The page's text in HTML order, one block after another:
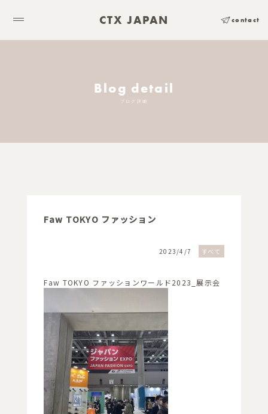
CTX JAPAN contact
Blog detail
ブログ詳細
Faw TOKYO ファッション
2023/4/7 すべて
Faw TOKYO ファッションワールド2023_展示会